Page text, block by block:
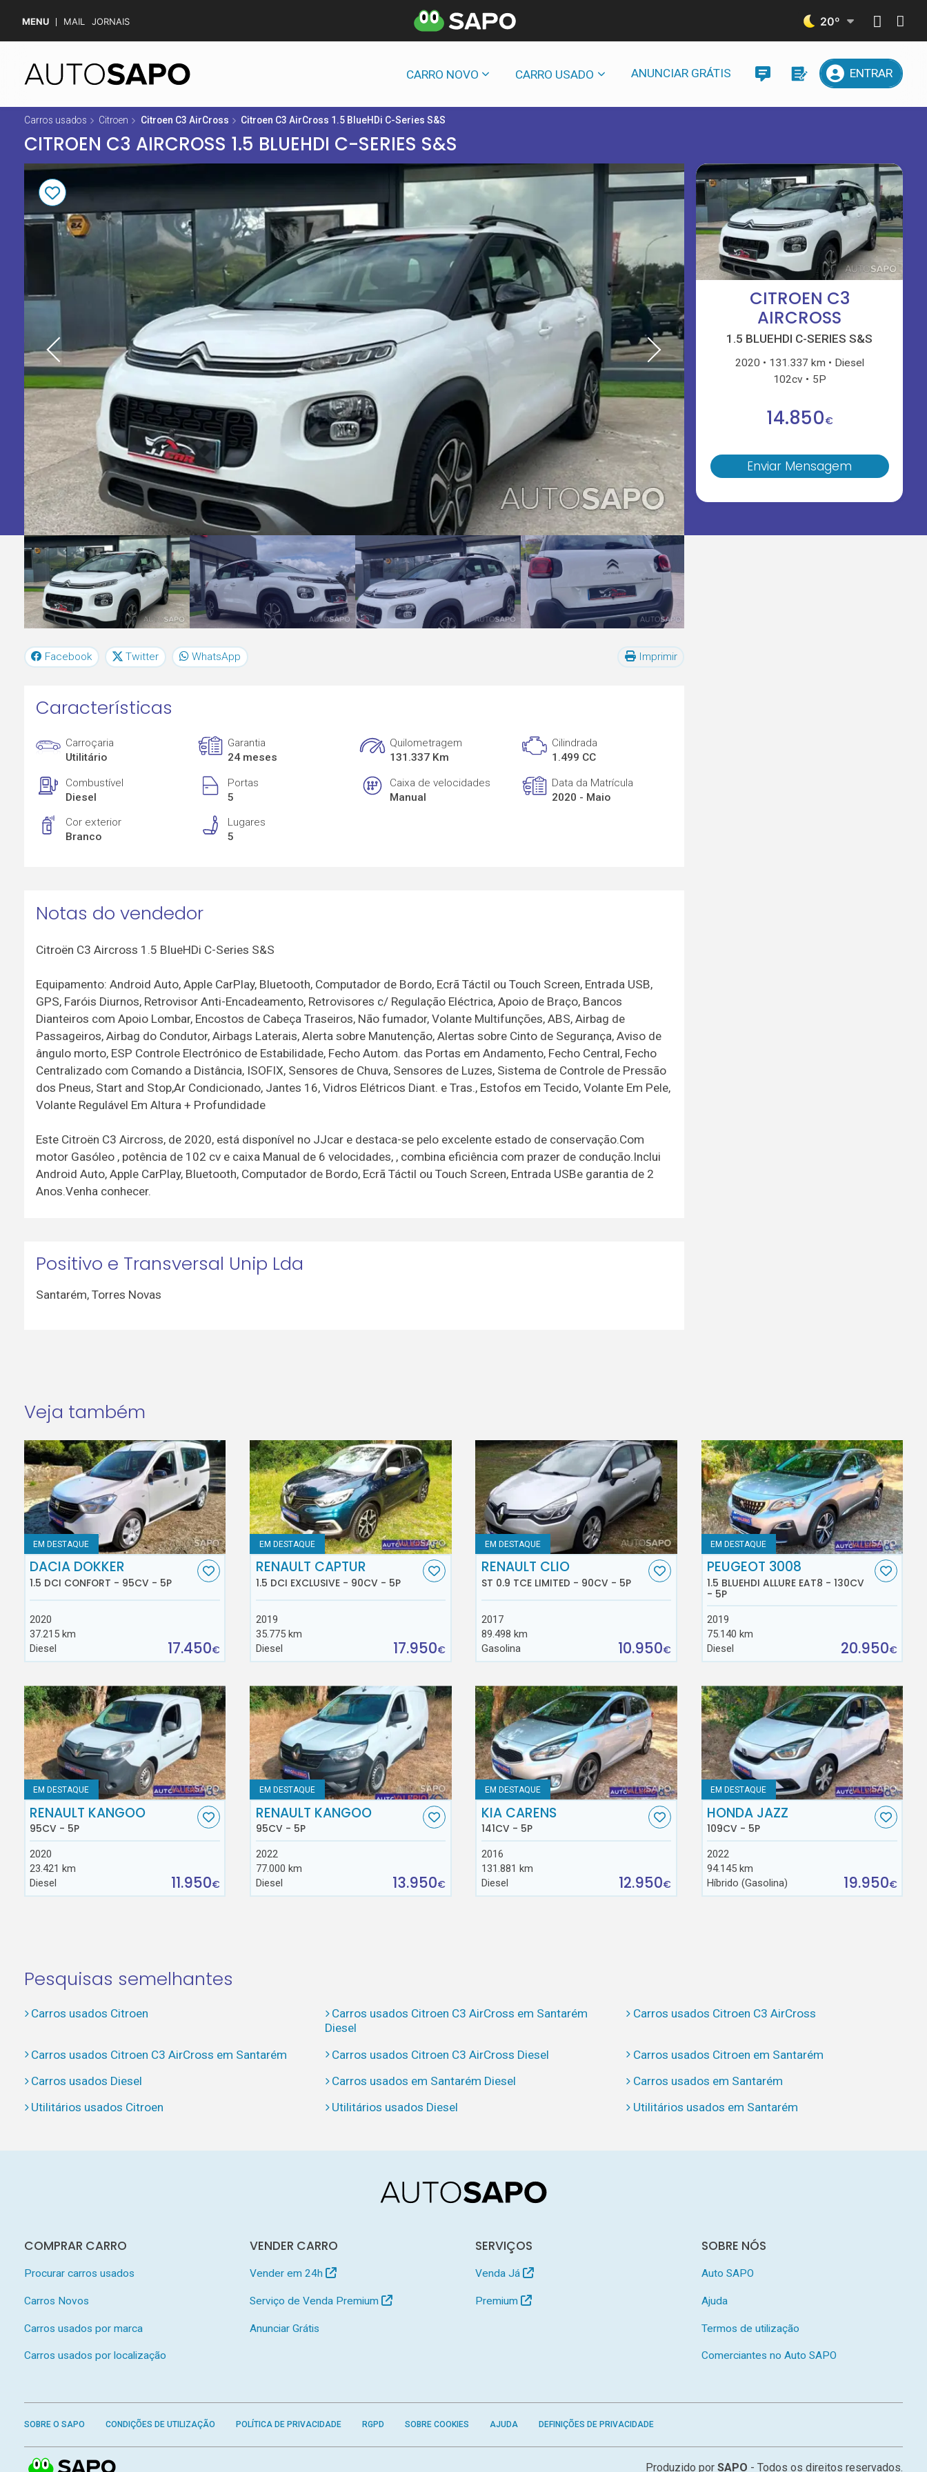
MENU MAIL JORNAIS 20º
CARRO NOVO CARRO USADO ANUNCIAR GRÁTIS ENTRAR
Carros usados Citroen Citroen C3 AirCross Citroen C3 AirCross 1.5 BlueHDi C-Series S&S
CITROEN C3 AIRCROSS 1.5 BLUEHDI C-SERIES S&S
CITROEN C3
AIRCROSS
1.5 BLUEHDI C-SERIES S&S
2020 131.337 km
Diesel
102cv
5P
14.850€
Enviar Mensagem
Facebook Twitter WhatsApp Imprimir
Características
Carroçaria
Utilitário
Garantia
24 meses
Quilometragem
131.337 Km
Cilindrada
1.499 CC
Combustível
Diesel
Portas
5
Caixa de velocidades
Manual
Data da Matrícula
2020 - Maio
Cor exterior
Branco
Lugares
5
Notas do vendedor
Citroën C3 Aircross 1.5 BlueHDi C-Series S&S
Equipamento: Android Auto, Apple CarPlay, Bluetooth, Computador de Bordo, Ecrã Táctil ou Touch Screen, Entrada USB,
GPS, Faróis Diurnos, Retrovisor Anti-Encadeamento, Retrovisores c/ Regulação Eléctrica, Apoio de Braço, Bancos
Dianteiros com Apoio Lombar, Encostos de Cabeça Traseiros, Não fumador, Volante Multifunções, ABS, Airbag de
Passageiros, Airbag do Condutor, Airbags Laterais, Alerta sobre Manutenção, Alertas sobre Cinto de Segurança, Aviso de
ângulo morto, ESP Controle Electrónico de Estabilidade, Fecho Autom. das Portas em Andamento, Fecho Central, Fecho
Centralizado com Comando a Distância, ISOFIX, Sensores de Chuva, Sensores de Luzes, Sistema de Controle de Pressão
dos Pneus, Start and Stop,Ar Condicionado, Jantes 16, Vidros Elétricos Diant. e Tras., Estofos em Tecido, Volante Em Pele,
Volante Regulável Em Altura + Profundidade
Este Citroën C3 Aircross, de 2020, está disponível no JJcar e destaca-se pelo excelente estado de conservação.Com
motor Gasóleo , potência de 102 cv e caixa Manual de 6 velocidades, , combina eficiência com prazer de condução.Inclui
Android Auto, Apple CarPlay, Bluetooth, Computador de Bordo, Ecrã Táctil ou Touch Screen, Entrada USBe garantia de 2
Anos.Venha conhecer.
Positivo e Transversal Unip Lda
Santarém, Torres Novas
Veja também
EM DESTAQUE
DACIA DOKKER
1.5 DCI CONFORT - 95CV - 5P
2020
37.215 km
Diesel
17.450€
EM DESTAQUE
RENAULT CAPTUR
1.5 DCI EXCLUSIVE - 90CV - 5P
2019
35.775 km
Diesel
17.950€
EM DESTAQUE
RENAULT CLIO
ST 0.9 TCE LIMITED - 90CV - 5P
2017
89.498 km
Gasolina
10.950€
EM DESTAQUE
PEUGEOT 3008
1.5 BLUEHDI ALLURE EAT8 - 130CV
- 5P
2019
75.140 km
Diesel
20.950€
EM DESTAQUE
RENAULT KANGOO
95CV - 5P
2020
23.421 km
Diesel
11.950€
EM DESTAQUE
RENAULT KANGOO
95CV - 5P
2022
77.000 km
Diesel
13.950€
EM DESTAQUE
KIA CARENS
141CV - 5P
2016
131.881 km
Diesel
12.950€
EM DESTAQUE
HONDA JAZZ
109CV - 5P
2022
94.145 km
Híbrido (Gasolina)
19.950€
Pesquisas semelhantes
Carros usados Citroen
Carros usados Citroen C3 AirCross em Santarém
Diesel
Carros usados Citroen C3 AirCross
Carros usados Citroen C3 AirCross em Santarém Carros usados Citroen C3 AirCross Diesel
Carros usados Citroen em Santarém
Carros usados Diesel
Carros usados em Santarém Diesel
Carros usados em Santarém
Utilitários usados Citroen
Utilitários usados Diesel Utilitários usados em Santarém
COMPRAR CARRO
Procurar carros usados
Carros Novos
Carros usados por marca
Carros usados por localização
VENDER CARRO
Vender em 24h
Serviço de Venda Premium
Anunciar Grátis
SERVIÇOS
Venda Já
Premium
SOBRE NÓS
Auto SAPO
Ajuda
Termos de utilização
Comerciantes no Auto SAPO
SOBRE O SAPO CONDIÇÕES DE UTILIZAÇÃO POLÍTICA DE PRIVACIDADE RGPD SOBRE COOKIES AJUDA DEFINIÇÕES DE PRIVACIDADE
Produzido porSAPO - Todos os direitos reservados.